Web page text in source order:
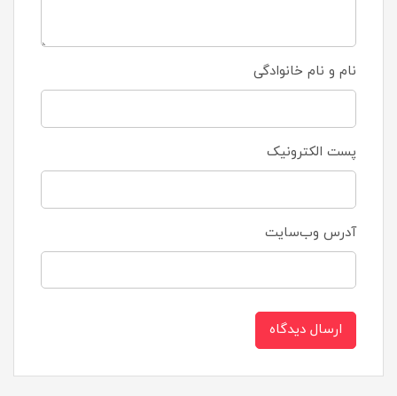
نام و نام خانوادگی
پست الکترونیک
آدرس وب‌سایت
ارسال دیدگاه